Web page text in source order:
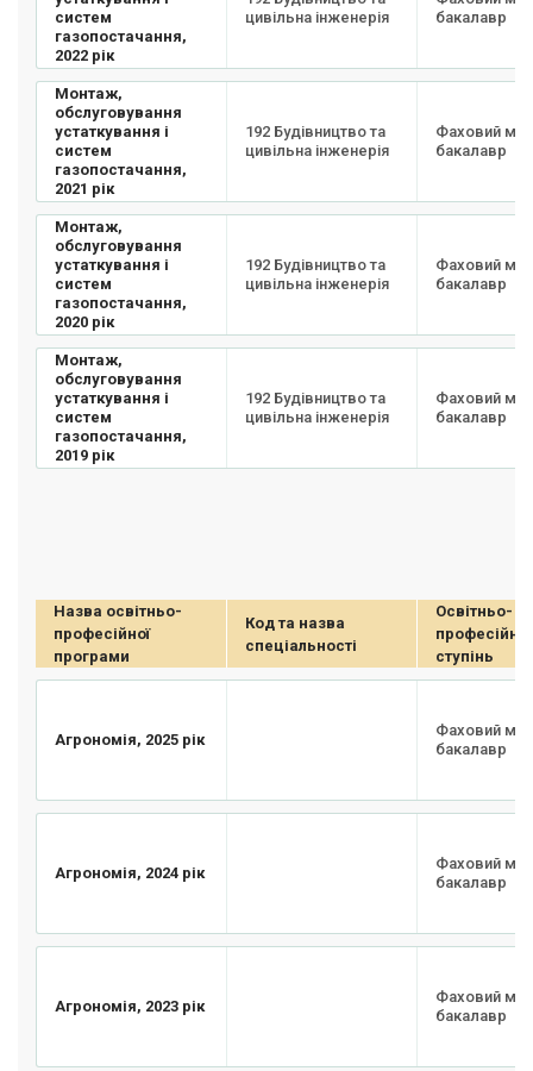
систем
газопостачання,
2022 рік
цивільна інженерія
бакалавр
Монтаж,
обслуговування
устаткування і
систем
газопостачання,
2021 рік
192 Будівництво та
цивільна інженерія
Фаховий
бакалавр
Монтаж,
обслуговування
устаткування і
систем
газопостачання,
2020 рік
192 Будівництво та
цивільна інженерія
Фаховий
бакалавр
Монтаж,
обслуговування
устаткування і
систем
газопостачання,
2019 рік
192 Будівництво та
цивільна інженерія
Фаховий
бакалавр
Назва освітньо-
професійної
програми
Код та назва
спеціальності
Освітньо-
ступінь
Агрономія, 2025 рік
Фаховий
бакалавр
Агрономія, 2024 рік
Фаховий
бакалавр
Агрономія, 2023 рік
Фаховий
бакалавр